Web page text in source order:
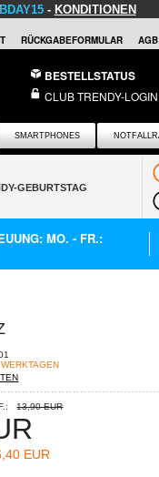
BDAY15- KONDITIONEN
RÜCKGABEFORMULAR AGB
BESTELLSTATUS
CLUB TRENDY-LOGIN
SMARTPHONES
MO. - FR.:
13,90 EUR
EUR